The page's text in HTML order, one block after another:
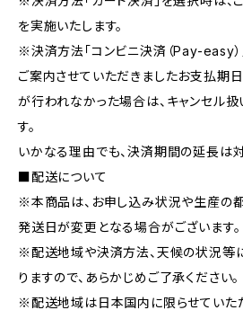
を実施いたします。
※決済方法「コンビニ決済（Pay-easy）
ご案内させていただきましたお支払期
が行われなかった場合は、キャンセル扱
す。
いかなる理由でも、決済期間の延長は
■配送について
※本商品は、お申し込み状況や生産の都
発送日が変更となる場合がございます。
※配送地域や決済方法、天候の状況等
りますので、あらかじめご了承ください。
※配送地域は日本国内に限らせていただ